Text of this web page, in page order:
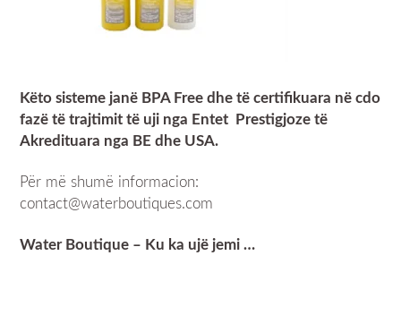
Këto sisteme janë BPA Free dhe të certifikuara në cdo
fazë të trajtimit të uji nga Entet Prestigjoze të
Akredituara nga BE dhe USA.
Për më shumë informacion:
contact@waterboutiques.com
Water Boutique – Ku ka ujë jemi …